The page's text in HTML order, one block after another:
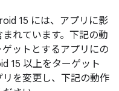
15 には、アプリに影
れています。下記の動
ットとするアプリにの
15 以上をターゲット
を変更し、下記の動作